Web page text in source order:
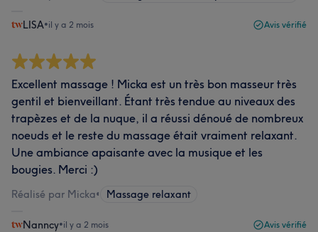
LISA•il y a 2 mois Avis vérifié
Excellent massage ! Micka est un très bon masseur très
gentil et bienveillant. Étant très tendue au niveaux des
trapèzes et de la nuque, il a réussi dénoué de nombreux
noeuds et le reste du massage était vraiment relaxant.
Une ambiance apaisante avec la musique et les
bougies. Merci :)
Réalisé par Micka• Massage relaxant
Nanncy•il y a 2 mois Avis vérifié